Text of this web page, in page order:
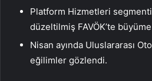
Platform Hizmetleri
düzeltilmiş FAVÖK’te
Nisan ayında Uluslararası
eğilimler gözlendi.